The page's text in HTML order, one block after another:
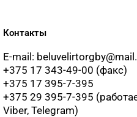
Контакты
E-mail:
+375 17 343-49-00 (факс)
+375 17 395-7-395
+375 29 395-7-395
Viber, Telegram)